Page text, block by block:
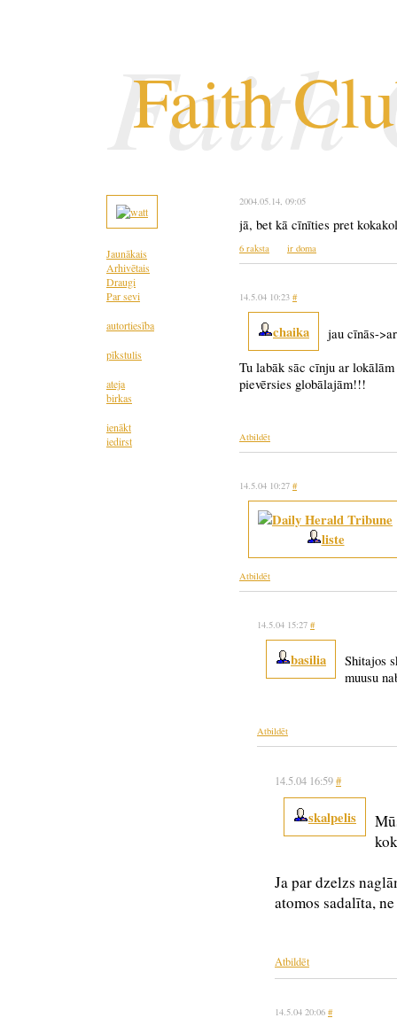
Faith
Faith
Jaunākais
Arhivētais
Draugi
Par sevi
autortiesība
pīkstulis
ateja
birkas
ienākt
iedirst
2004.05.14, 09:05
jā, bet kā cīnīties pret
6 raksta ir doma
14.5.04 10:23 #
chaika
jau cīnās-
Tu labāk sāc cīnju ar
pievērsies globālajām!!!
Atbildēt
14.5.04 10:27 #
liste
Atbildēt
14.5.04 15:27 #
basilia
Shitajos
muusu
Atbildēt
14.5.04 16:59#
skalpelis
Ja par dzelzs
atomos sadalīta,
Atbildēt
14.5.04 20:06 #